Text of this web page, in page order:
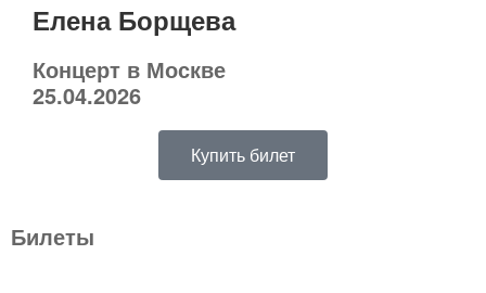
Елена Борщева
Концерт в Москве
25.04.2026
Купить билет
Билеты